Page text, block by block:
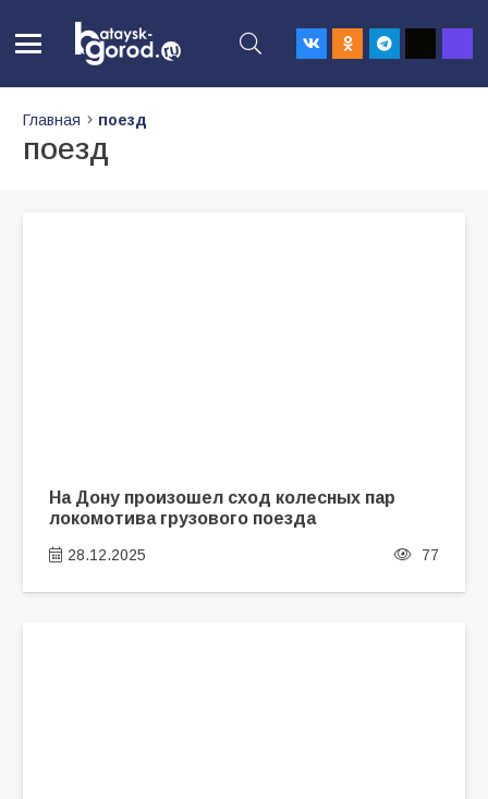
Главная поезд
поезд
На Дону произошел сход колесных пар
локомотива грузового поезда
28.12.2025 77